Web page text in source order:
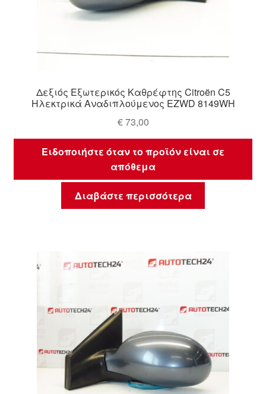
Δεξιός Εξωτερικός Καθρέφτης Citroën C5
Ηλεκτρικά Αναδιπλούμενος EZWD 8149WH
€73,00
Ειδοποιήστε όταν το προϊόν είναι σε
απόθεμα
Διαβάστε περισσότερα